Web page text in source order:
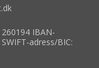
IBAN-
adress/BIC: